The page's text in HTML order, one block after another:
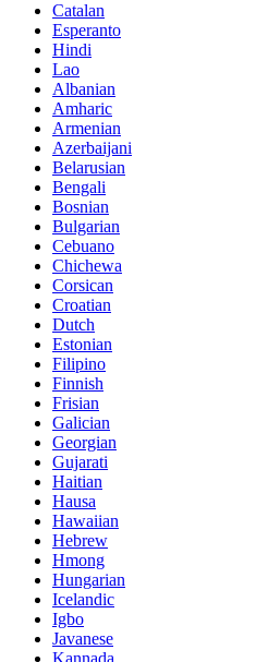
Catalan
Esperanto
Hindi
Lao
Albanian
Amharic
Armenian
Azerbaijani
Belarusian
Bengali
Bosnian
Bulgarian
Cebuano
Chichewa
Corsican
Croatian
Dutch
Estonian
Filipino
Finnish
Frisian
Galician
Georgian
Gujarati
Haitian
Hausa
Hawaiian
Hebrew
Hmong
Hungarian
Icelandic
Igbo
Javanese
Kannada